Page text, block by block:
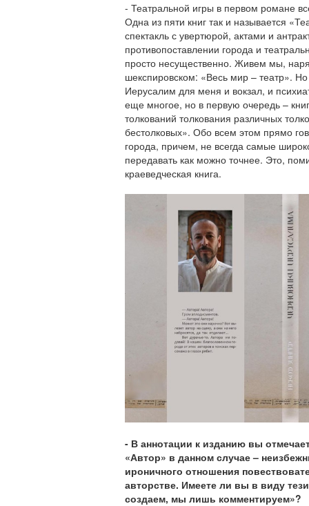
- Театральной игры в первом романе
Одна из пяти книг так и называется
спектакль с увертюрой, актами и
противопоставлении города и
просто несущественно. Живем мы,
шекспировском: «Весь мир – театр».
Иерусалим для меня и вокзал, и
еще многое, но в первую очередь –
толкований толкования различных
бестолковых». Обо всем этом прямо
города, причем, не всегда самые
передавать как можно точнее. Это,
краеведческая книга.
- В аннотации к изданию вы
«Автор» в данном случае –
ироничного отношения
авторстве. Имеете ли вы в виду
создаем, мы лишь комментируем»?